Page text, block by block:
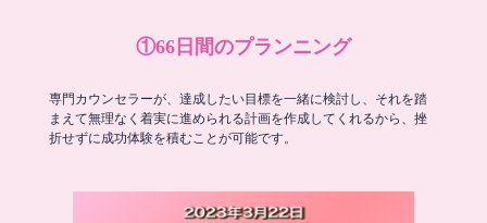
①66日間のプランニング
専門カウンセラーが、達成したい目標を一緒に検討し、それを踏
まえて無理なく着実に進められる計画を作成してくれるから、挫
折せずに成功体験を積むことが可能です。